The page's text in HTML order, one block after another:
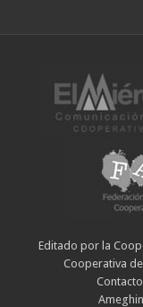
Editado por la
Cooperativa